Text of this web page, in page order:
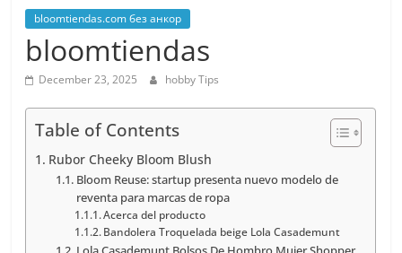
and
tricks
bloomtiendas.com без анкор
bloomtiendas
December 23, 2025 hobby Tips
Table of Contents
Rubor Cheeky Bloom Blush
Bloom Reuse: startup presenta nuevo modelo de
reventa para marcas de ropa
Acerca del producto
Bandolera Troquelada beige Lola Casademunt